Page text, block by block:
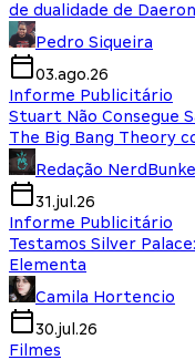
de dualidade de
Pedro Siqueira
03.ago.26
Informe Publicitário
Stuart Não Consegue
The Big Bang Theory
Redação
31.jul.26
Informe Publicitário
Testamos Silver
Elementa
Camila Hortencio
30.jul.26
Filmes